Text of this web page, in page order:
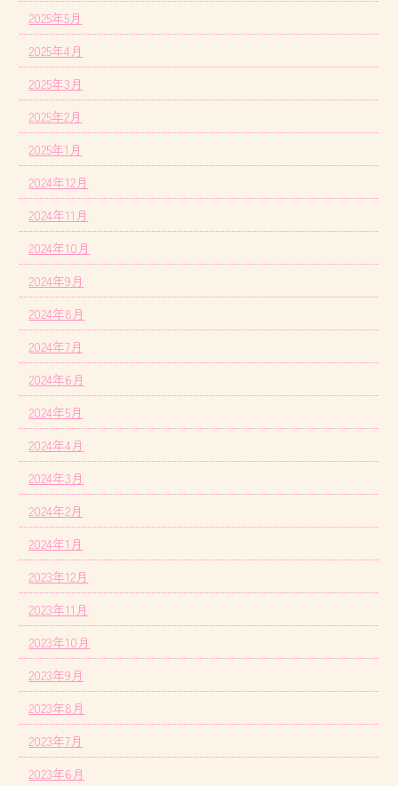
2025年5月
2025年4月
2025年3月
2025年2月
2025年1月
2024年12月
2024年11月
2024年10月
2024年9月
2024年8月
2024年7月
2024年6月
2024年5月
2024年4月
2024年3月
2024年2月
2024年1月
2023年12月
2023年11月
2023年10月
2023年9月
2023年8月
2023年7月
2023年6月